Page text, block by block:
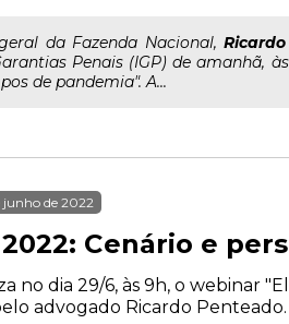
da Fazenda Nacional,Ricardo
Penais (IGP) de amanhã,
de pandemia". A...
junho de 2022
Cenário e
no dia 29/6, às 9h, o webinar
advogado Ricardo Penteado.